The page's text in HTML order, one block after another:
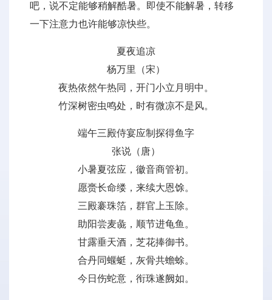
吧，说不定能够稍解酷暑。即使不能解暑，转移
一下注意力也许能够凉快些。
夏夜追凉
杨万里（宋）
夜热依然午热同，开门小立月明中。
竹深树密虫鸣处，时有微凉不是风。
端午三殿侍宴应制探得鱼字
张说（唐）
小暑夏弦应，徽音商管初。
愿赍长命缕，来续大恩馀。
三殿褰珠箔，群官上玉除。
助阳尝麦彘，顺节进龟鱼。
甘露垂天酒，芝花捧御书。
合丹同蝘蜓，灰骨共蟾蜍。
今日伤蛇意，衔珠遂阙如。